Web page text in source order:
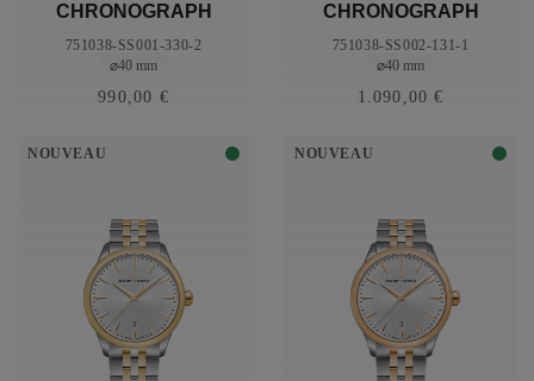
CHRONOGRAPH
40MM
751038-SS001-330-2
⌀40 mm
990,00 €
CHRONOGRAPH
40MM
751038-SS002-131-1
⌀40 mm
1.090,00 €
NOUVEAU NOUVEAU